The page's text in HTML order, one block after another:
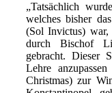
„Tatsächlich
welches bisher
(Sol Invictus)
durch Bischof
gebracht. Dieser
Lehre
Christmas) zur